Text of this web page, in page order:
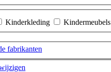
Kinderkleding Kindermeubels
fabrikanten